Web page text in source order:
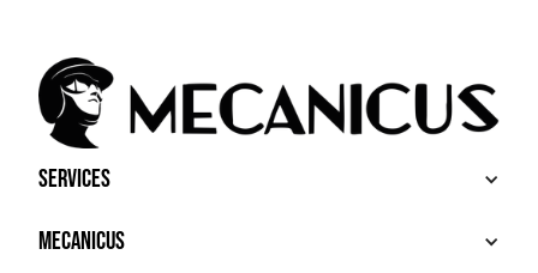
Services
ACHETER
VENDRE
Mecanicus